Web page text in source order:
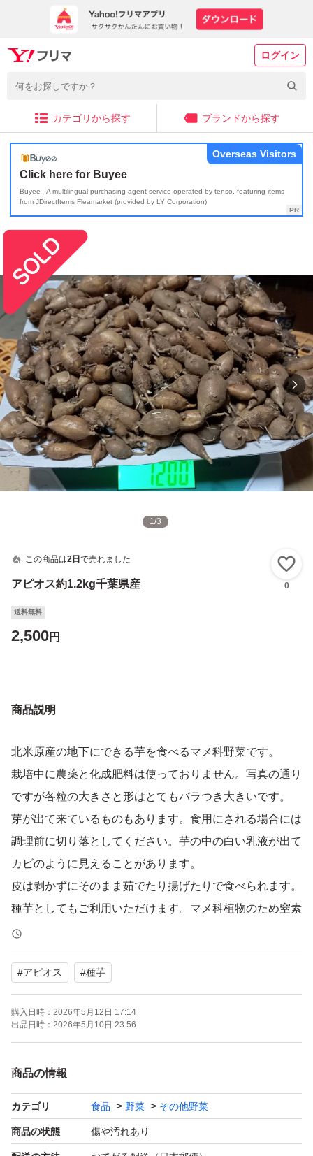
ログイン
カテゴリから探す ブランドから探す
Click here for Buyee
Buyee - A multilingual purchasing agent service operated by tenso, featuring items
from JDirectItems Fleamarket (provided by LY Corporation)
Overseas Visitors
1/3
この商品は2日 で売れました
アピオス約1.2kg千葉県産 0
送料無料
2,500円
商品説明
北米原産の地下にできる芋を食べるマメ科野菜です。
栽培中に農薬と化成肥料は使っておりません。写真の通り
ですが各粒の大きさと形はとてもバラつき大きいです。
芽が出て来ているものもあります。食用にされる場合には
調理前に切り落としてください。芋の中の白い乳液が出て
カビのように見えることがあります。
皮は剥かずにそのまま茹でたり揚げたりで食べられます。
種芋としてもご利用いただけます。マメ科植物のため窒素
肥料無しでも育ち変わった形の花を咲かせます。
よろしくお願いいたします。
#アピオス #種芋
購入日時： 2026年5月12日 17:14
出品日時： 2026年5月10日 23:56
商品の情報
カテゴリ 食品 野菜 その他野菜
商品の状態 傷や汚れあり